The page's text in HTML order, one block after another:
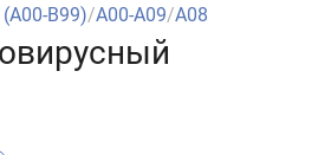
(A00-B99)/A00-A09/A08